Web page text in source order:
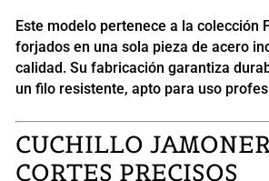
Este modelo pertenece a la colección
forjados en una sola pieza de acero
calidad. Su fabricación garantiza
un filo resistente, apto para uso
CUCHILLO
CORTES PRECISOS